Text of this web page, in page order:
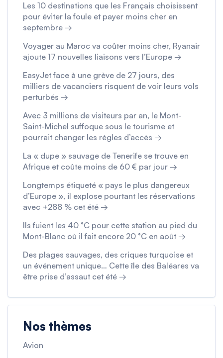
Les 10 destinations que les Français choisissent
pour éviter la foule et payer moins cher en
septembre →
Voyager au Maroc va coûter moins cher, Ryanair
ajoute 17 nouvelles liaisons vers l’Europe →
EasyJet face à une grève de 27 jours, des
milliers de vacanciers risquent de voir leurs vols
perturbés →
Avec 3 millions de visiteurs par an, le Mont-
Saint-Michel suffoque sous le tourisme et
pourrait changer les règles d’accès →
La « dupe » sauvage de Tenerife se trouve en
Afrique et coûte moins de 60 € par jour →
Longtemps étiqueté « pays le plus dangereux
d’Europe », il explose pourtant les réservations
avec +288 % cet été →
Ils fuient les 40 °C pour cette station au pied du
Mont-Blanc où il fait encore 20 °C en août →
Des plages sauvages, des criques turquoise et
un événement unique… Cette île des Baléares va
être prise d’assaut cet été →
Nos thèmes
Avion